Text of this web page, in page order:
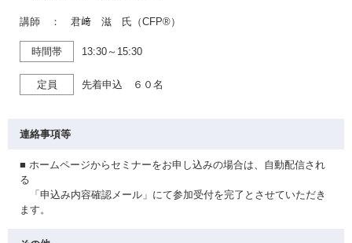
講師 ： 君﨑 滋 氏（CFP®）
時間帯 13:30～15:30
定員 先着申込 ６０名
連絡事項等
■ ホームページからセミナーをお申し込みの場合は、自動配信され
る
「申込み内容確認メール」にて参加受付を完了とさせていただき
ます。